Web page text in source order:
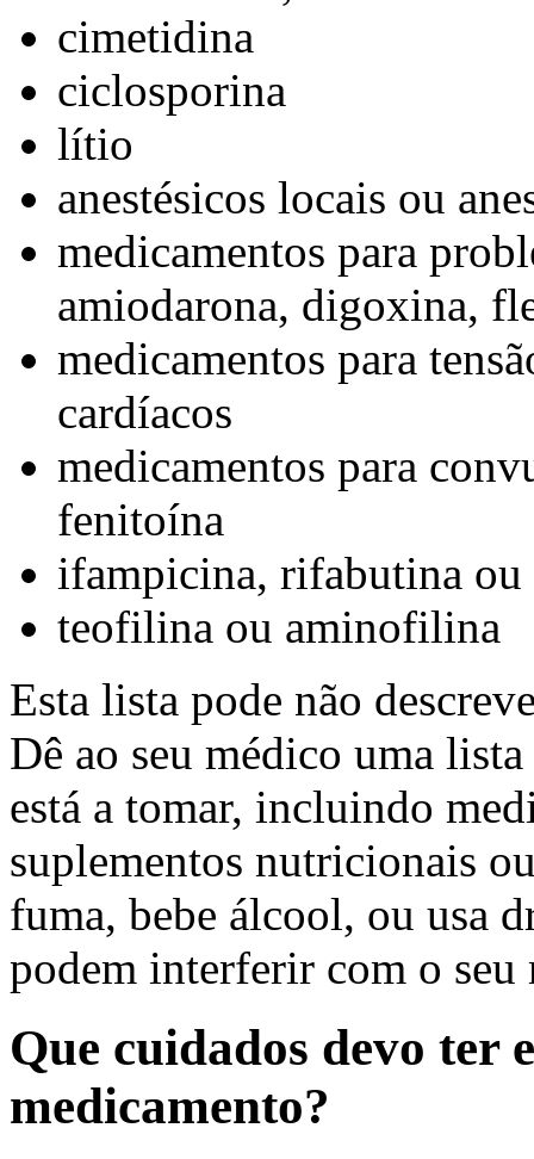
cimetidina
ciclosporina
lítio
anestésicos locais ou
medicamentos para
amiodarona, digoxina,
medicamentos para
cardíacos
medicamentos para
fenitoína
ifampicina, rifabutina
teofilina ou aminofilina
Esta lista pode não
Dê ao seu médico uma
está a tomar, incluindo
suplementos nutricionais
fuma, bebe álcool, ou usa
podem interferir com o seu
Que cuidados devo ter
medicamento?